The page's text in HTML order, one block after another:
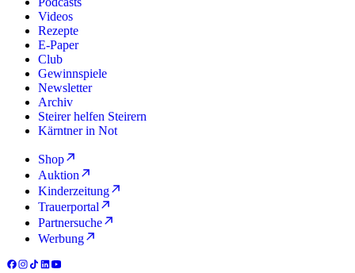
Videos
Rezepte
E-Paper
Club
Gewinnspiele
Newsletter
Archiv
Steirer helfen Steirern
Kärntner in Not
Shop
Auktion
Kinderzeitung
Trauerportal
Partnersuche
Werbung